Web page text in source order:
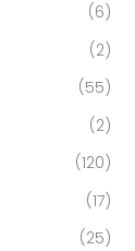
(6)
(2)
(55)
(2)
(120)
(17)
(25)